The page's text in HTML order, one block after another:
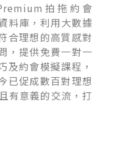
拍拖約會
料庫，利用大數據
合理想的高質感對
，提供免費一對一
及約會模擬課程，
已促成數百對理想
有意義的交流，打